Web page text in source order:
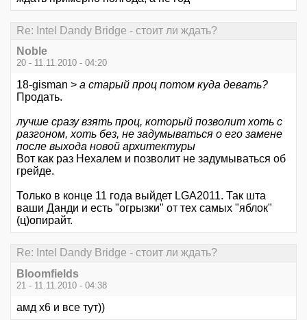
Re: Intel Dandy Bridge - стоит ли ждать?
Noble
20 - 11.11.2010 - 04:20
18-gisman > а старый проц потом куда девать?
Продать.
лучше сразу взять проц, который позволит хоть с
разгоном, хоть без, не задумываться о его замене
после выхода новой архитектуры
Вот как раз Нехалем и позволит не задумываться об
грейде.
Только в конце 11 года выйдет LGA2011. Так шта
ваши Данди и есть "огрызки" от тех самых "яблок"
(ц)опирайт.
Re: Intel Dandy Bridge - стоит ли ждать?
Bloomfields
21 - 11.11.2010 - 04:38
амд х6 и все тут))